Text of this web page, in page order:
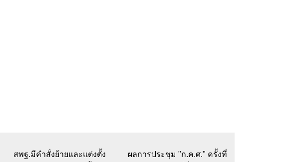
สพฐ.มีคำสั่งย้ายและแต่งตั้ง
ผลการประชุม "ก.ค.ศ." ครั้งที่